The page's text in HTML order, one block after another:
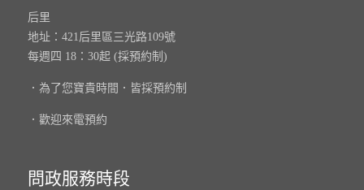
后里
地址：421后里區三光路109號
每週四 18：30起 (採預約制)
．為了您寶貴時間．皆採預約制
．歡迎來電預約
問政服務時段